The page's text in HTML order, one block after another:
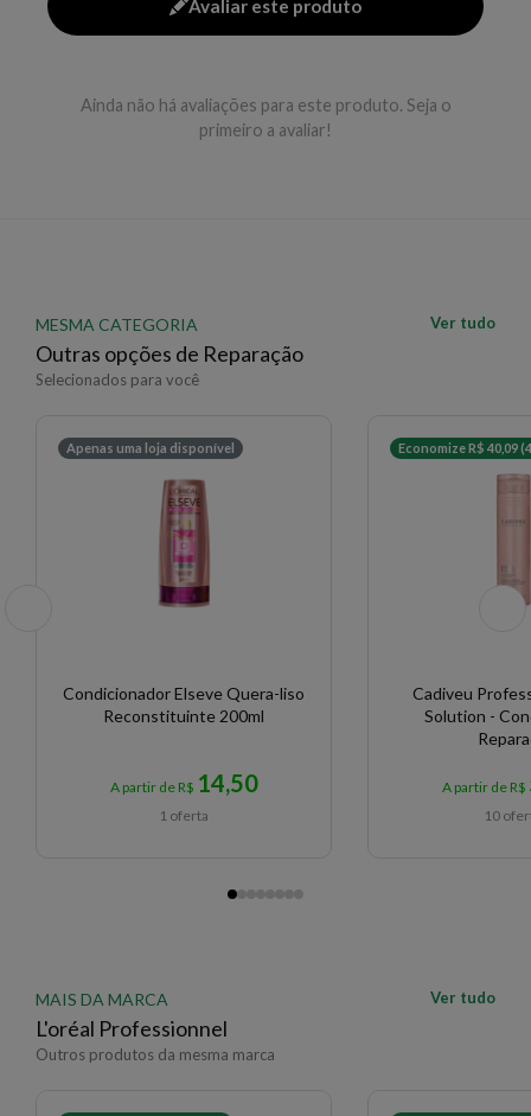
Modo de uso
minutos e enxágue bem.
Avaliar este produto
Ainda não há avaliações para este produto. Seja o
primeiro a avaliar!
MESMA CATEGORIA
Outras opções de Reparação
Selecionados para você
Ver tudo
Apenas uma loja disponível
Condicionador Elseve Quera-liso
Reconstituinte 200ml
A partir de R$ 14,50
1 oferta
Economize R$ 40,09
Cadiveu
Solution -
A partir de R$
10
MAIS DA MARCA
L'oréal Professionnel
Outros produtos da mesma marca
Ver tudo